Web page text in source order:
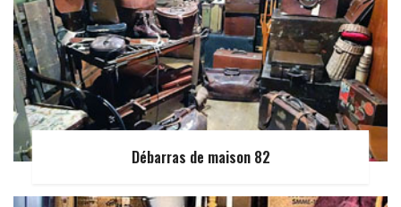
Débarras de maison 82